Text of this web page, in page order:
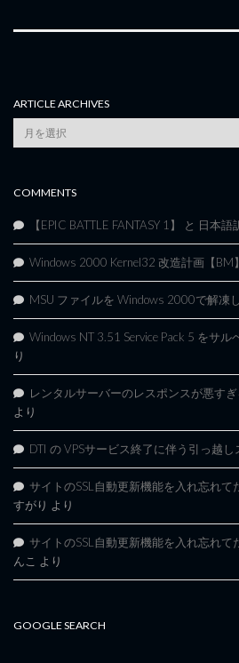
ARTICLE ARCHIVES
Article
Archives
COMMENTS
【EPIC BATTLE FANTASY 1】 と 日本語
Windows 2000 Kernel32 改造計画【BM】
MSU ファイルを Windows 2000で解凍
Windows NT 3.51 Service Pack 5 をサル
り
レンタルサーバーのレスポンスが悪す
より
DTI の VPSサービス終了に伴う引っ越
サイトのSSL自動更新機能を入れ忘れて
すがり より
サイトのSSL自動更新機能を入れ忘れて
んこ より
GOOGLE SEARCH